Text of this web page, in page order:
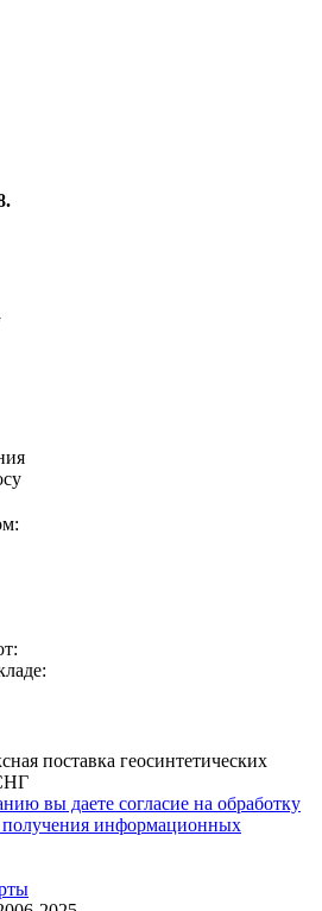
поставка геосинтетических
вы даете согласие на обработку
информационных